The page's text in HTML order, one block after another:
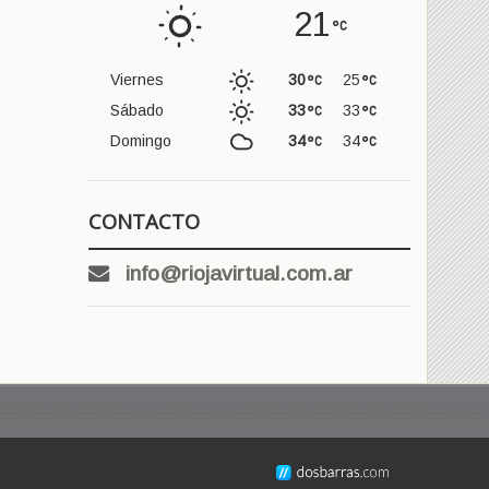
21
Viernes 25
30
Sábado
33
33
Domingo
34
34
CONTACTO
info@riojavirtual.com.ar